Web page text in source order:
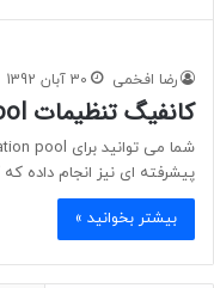
رضا افخمی 30 آبان 1392
کانفیگ تنظیمات Advanced Application Pool
پیشرفته ای نیز انجام داده
بیشتر بخوانید »